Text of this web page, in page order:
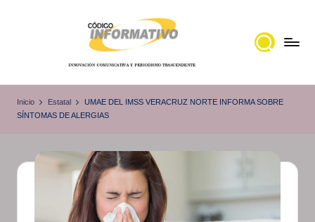
ó
i
g
noticias
Inicio Estatal
UMAE DEL IMSS VERACRUZ NORTE INFORMA SOBRE
SÍNTOMAS DE ALERGIAS